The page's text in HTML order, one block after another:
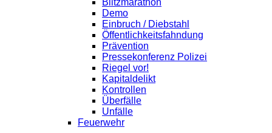
Blitzmarathon
Demo
Einbruch / Diebstahl
Öffentlichkeitsfahndung
Prävention
Pressekonferenz Polizei
Riegel vor!
Kapitaldelikt
Kontrollen
Überfälle
Unfälle
Feuerwehr